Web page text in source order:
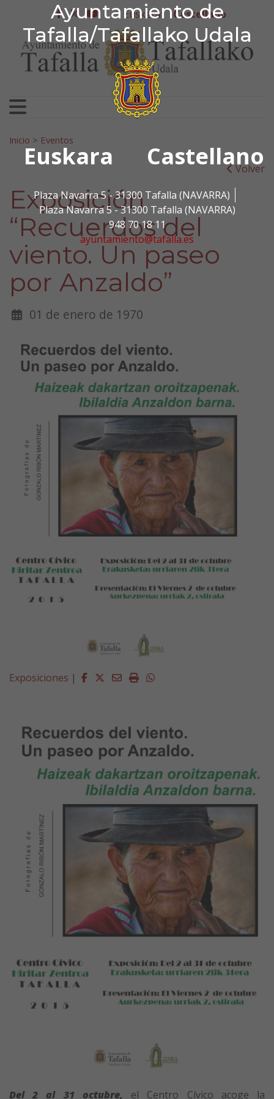
Ayuntamiento de
Tafalla/Tafallako Udala
Euskara Castellano
Plaza Navarra 5 - 31300 Tafalla (NAVARRA)
Plaza Navarra 5 - 31300 Tafalla (NAVARRA)
948 70 18 11
ayuntamiento@tafalla.es
Ir al contenido
Ayuntamiento de
facebook
twitter
youtube
Euskera Castellano
Search for:
Inicio > Eventos
Volver
Exposición
“Recuerdos del
viento. Un paseo
por Anzaldo”
01 de enero de 1970
Exposiciones | Facebook
Twitter
EmailImprimirWhatsapp
Del 2 al 31 octubre, el Centro Cívico acoge la